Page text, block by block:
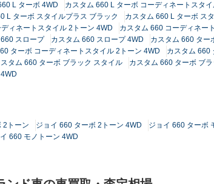
L ターボ 4WD
カスタム 660 L ターボ コーディネートスタ
L ターボ スタイルプラス ブラック
カスタム 660 L ターボ ス
ィネートスタイル 2トーン 4WD
カスタム 660 コーディネー
スロープ カスタム 660 スロープ 4WD カスタム 660 ター
ターボ コーディネートスタイル 2トーン 4WD
カスタム 660
タム 660 ターボ ブラック スタイル
カスタム 660 ターボ ブ
2トーン ジョイ 660 ターボ 2トーン 4WD
ジョイ 660 ターボ
660 モノトーン 4WD